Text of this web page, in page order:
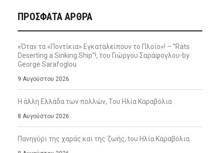
ΠΡΌΣΦΑΤΑ ΆΡΘΡΑ
«Όταν τα «Ποντίκια» Εγκαταλείπουν το Πλοίο»! – “Rats
Deserting a Sinking Ship”!, του Γιώργου Σαράφογλου-by
George Sarafoglou
9 Αυγούστου 2026
Η άλλη Ελλάδα των πολλών, Του Ηλία Καραβόλια
8 Αυγούστου 2026
Πανηγύρι της χαράς και της ζωής, tου Ηλία Καραβόλια